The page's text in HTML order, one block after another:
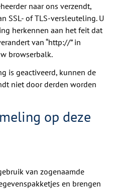
naar ons verzendt,
SSL- of TLS-versleuteling. U
herkennen aan het feit dat
van “http://” in
browserbalk.
is geactiveerd, kunnen de
niet door derden worden
op deze
van zogenaamde
en brengen